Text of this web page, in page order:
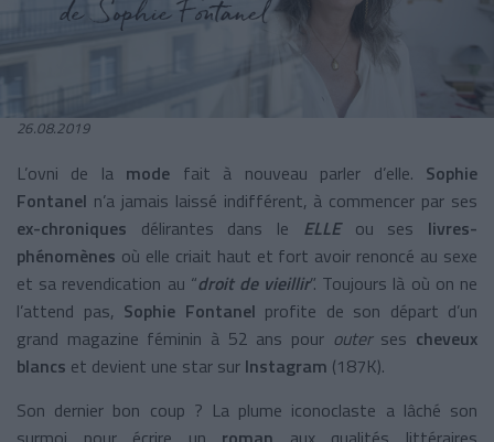
26.08.2019
L’ovni de la mode fait à nouveau parler d’elle. Sophie
Fontanel n’a jamais laissé indifférent, à commencer par ses
ex-chroniques délirantes dans le ELLE ou ses livres-
phénomènes où elle criait haut et fort avoir renoncé au sexe
et sa revendication au “droit de vieillir”. Toujours là où on ne
l’attend pas, Sophie Fontanel profite de son départ d’un
grand magazine féminin à 52 ans pour outer ses cheveux
blancs et devient une star sur Instagram (187K).
Son dernier bon coup ? La plume iconoclaste a lâché son